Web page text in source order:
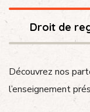
Droit de
Découvrez nos
l’enseignement